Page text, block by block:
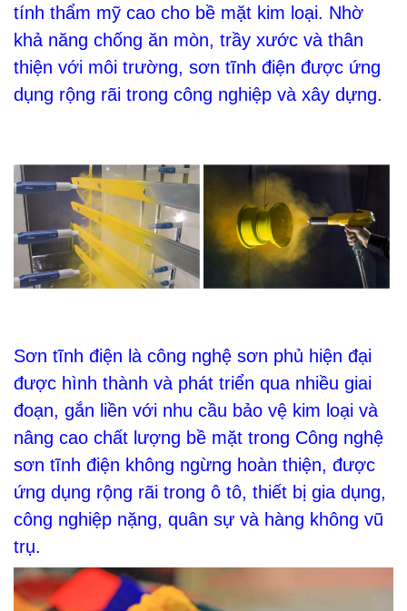
tính thẩm mỹ cao cho bề mặt kim loại. Nhờ
khả năng chống ăn mòn, trầy xước và thân
thiện với môi trường, sơn tĩnh điện được ứng
dụng rộng rãi trong công nghiệp và xây dựng.
Sơn tĩnh điện là công nghệ sơn phủ hiện đại
được hình thành và phát triển qua nhiều giai
đoạn, gắn liền với nhu cầu bảo vệ kim loại và
nâng cao chất lượng bề mặt trong Công nghệ
sơn tĩnh điện không ngừng hoàn thiện, được
ứng dụng rộng rãi trong ô tô, thiết bị gia dụng,
công nghiệp nặng, quân sự và hàng không vũ
trụ.